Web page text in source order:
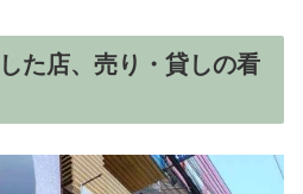
た店、売り・貸しの看